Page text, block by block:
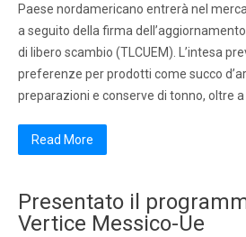
Paese nordamericano entrerà nel
a seguito della firma
di libero scambio (TLCUEM). L’intesa
preferenze per prodotti come succo
preparazioni e conserve di tonno, oltre a
Read More
Presentato il
Vertice Messico-Ue